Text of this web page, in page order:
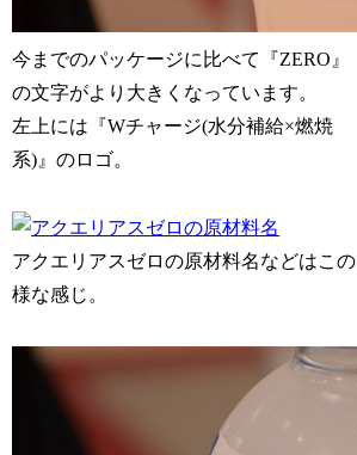
今までのパッケージに比べて『ZERO』
の文字がより大きくなっています。
左上には『Wチャージ(水分補給×燃焼
系)』のロゴ。
アクエリアスゼロの原材料名などはこの
様な感じ。